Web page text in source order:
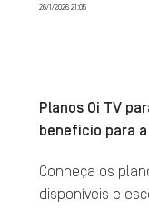
26/1/2026 21:05
Planos Oi TV
benefício para
Conheça os
disponíveis e